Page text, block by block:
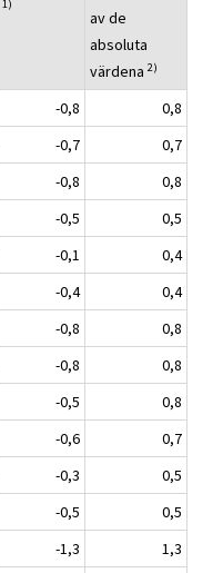
1)
av de
absoluta
värdena 2)
-0,8
0,8
-0,7
0,7
-0,8
0,8
-0,5
0,5
-0,1
0,4
-0,4
0,4
-0,8
0,8
-0,8
0,8
-0,5
0,8
-0,6
0,7
-0,3
0,5
-0,5
0,5
-1,3
1,3